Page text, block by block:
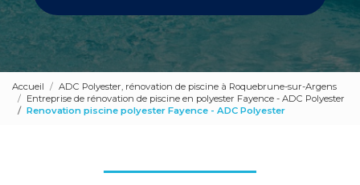
Accueil
ADC Polyester, rénovation de piscine à Roquebrune-sur-Argens
Entreprise de rénovation de piscine en polyester Fayence - ADC Polyester
Renovation piscine polyester Fayence - ADC Polyester